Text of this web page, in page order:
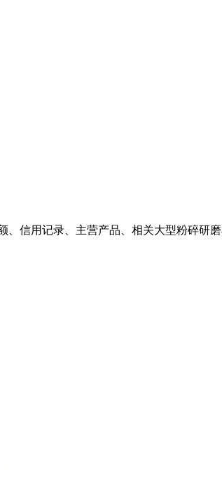
信用记录、主营产品、相关大型粉碎研